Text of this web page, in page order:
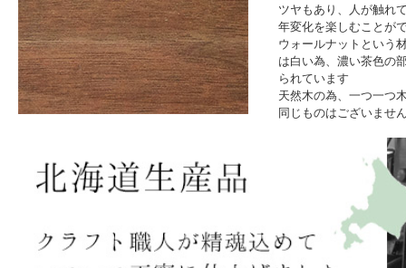
ツヤもあり、人が触れ
年変化を楽しむことが
ウォールナットという
は白い為、濃い茶色の
られています
天然木の為、一つ一つ
同じものはございませ